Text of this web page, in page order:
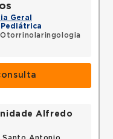
Geral
Alfredo